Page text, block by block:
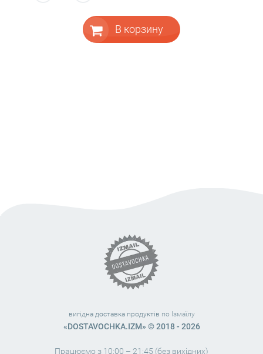
В корзину
вигідна доставка продуктів по Ізмаїлу
«DOSTAVOCHKA.IZM» © 2018 - 2026
Працюємо з 10:00 – 21:45 (без вихідних)